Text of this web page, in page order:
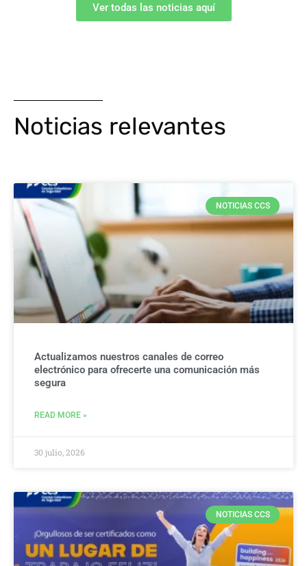
Ver todas las noticias aquí
Noticias relevantes
NOTICIAS CCS
Actualizamos nuestros canales de correo
electrónico para ofrecerte una comunicación más
segura
READ MORE »
30 julio, 2026
NOTICIAS CCS